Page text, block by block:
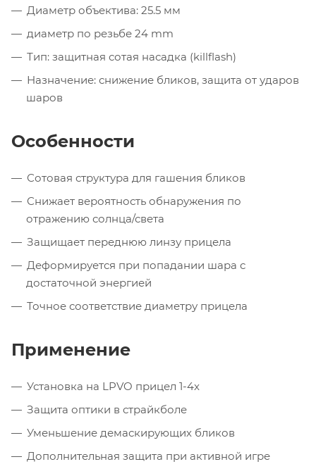
Диаметр объектива: 25.5 мм
диаметр по резьбе 24 mm
Тип: защитная сотая насадка (killflash)
Назначение: снижение бликов, защита от ударов
шаров
Особенности
Сотовая структура для гашения бликов
Снижает вероятность обнаружения по
отражению солнца/света
Защищает переднюю линзу прицела
Деформируется при попадании шара с
достаточной энергией
Точное соответствие диаметру прицела
Применение
Установка на LPVO прицел 1-4x
Защита оптики в страйкболе
Уменьшение демаскирующих бликов
Дополнительная защита при активной игре